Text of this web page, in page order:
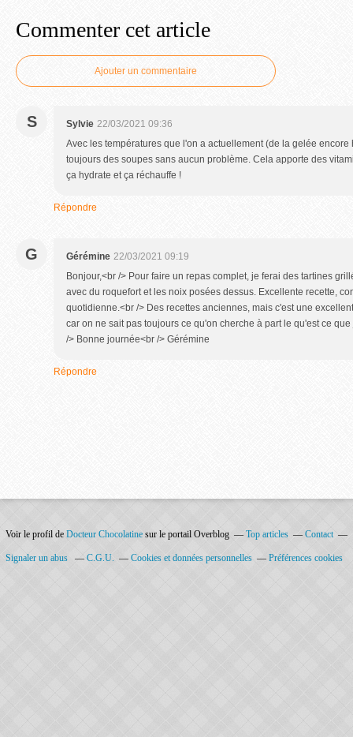
Commenter cet article
Ajouter un commentaire
S Sylvie 22/03/2021 09:36
Avec les températures que l'on a actuellement (de la gelée
toujours des soupes sans aucun problème. Cela apporte des
ça hydrate et ça réchauffe !
Répondre
G Gérémine 22/03/2021 09:19
Bonjour,<br /> Pour faire un repas complet, je ferai des tartines
avec du roquefort et les noix posées dessus. Excellente recette,
quotidienne.<br /> Des recettes anciennes, mais c'est une
car on ne sait pas toujours ce qu'on cherche à part le qu'est ce
/> Bonne journée<br /> Gérémine
Répondre
Voir le profil de Docteur Chocolatine sur le portail Overblog Top articles Contact
Signaler un abus C.G.U. Cookies et données personnelles Préférences cookies